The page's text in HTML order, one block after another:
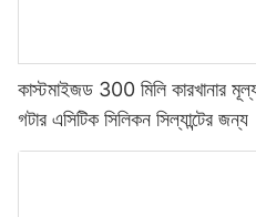
কাস্টমাইজড 300 মিলি কারখানার
গটার এসিটিক সিলিকন সিল্যান্টের জন্য